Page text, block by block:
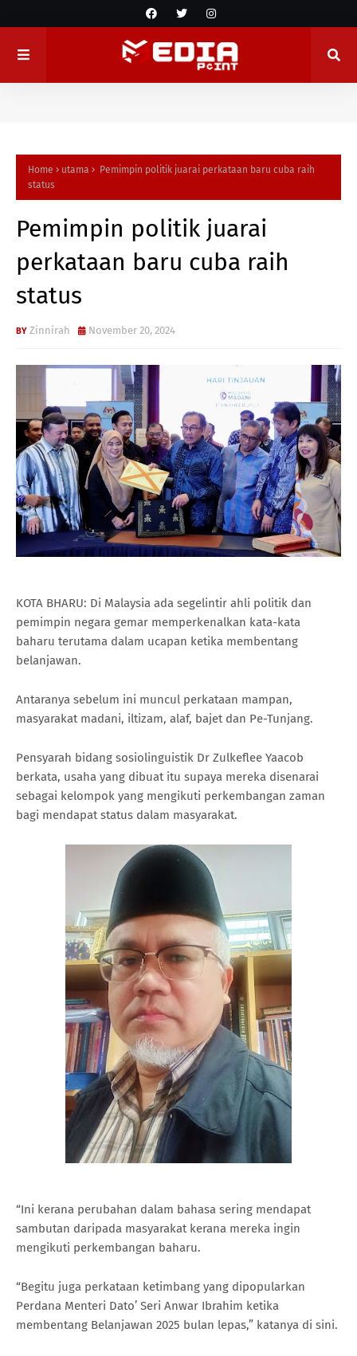
Home utama
Pemimpin politik juarai perkataan baru cuba raih
status
Pemimpin politik juarai
perkataan baru cuba raih
status
Zinnirah November 20, 2024
KOTA BHARU: Di Malaysia ada segelintir ahli politik dan
pemimpin negara gemar memperkenalkan kata-kata
baharu terutama dalam ucapan ketika membentang
belanjawan.
Antaranya sebelum ini muncul perkataan mampan,
masyarakat madani, iltizam, alaf, bajet dan Pe-Tunjang.
Pensyarah bidang sosiolinguistik Dr Zulkeflee Yaacob
berkata, usaha yang dibuat itu supaya mereka disenarai
sebagai kelompok yang mengikuti perkembangan zaman
bagi mendapat status dalam masyarakat.
“Ini kerana perubahan dalam bahasa sering mendapat
sambutan daripada masyarakat kerana mereka ingin
mengikuti perkembangan baharu.
“Begitu juga perkataan ketimbang yang dipopularkan
Perdana Menteri Dato’ Seri Anwar Ibrahim ketika
membentang Belanjawan 2025 bulan lepas,” katanya di sini.